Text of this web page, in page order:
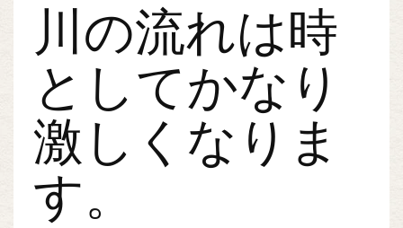
川の流れは時
としてかなり
激しくなりま
す。